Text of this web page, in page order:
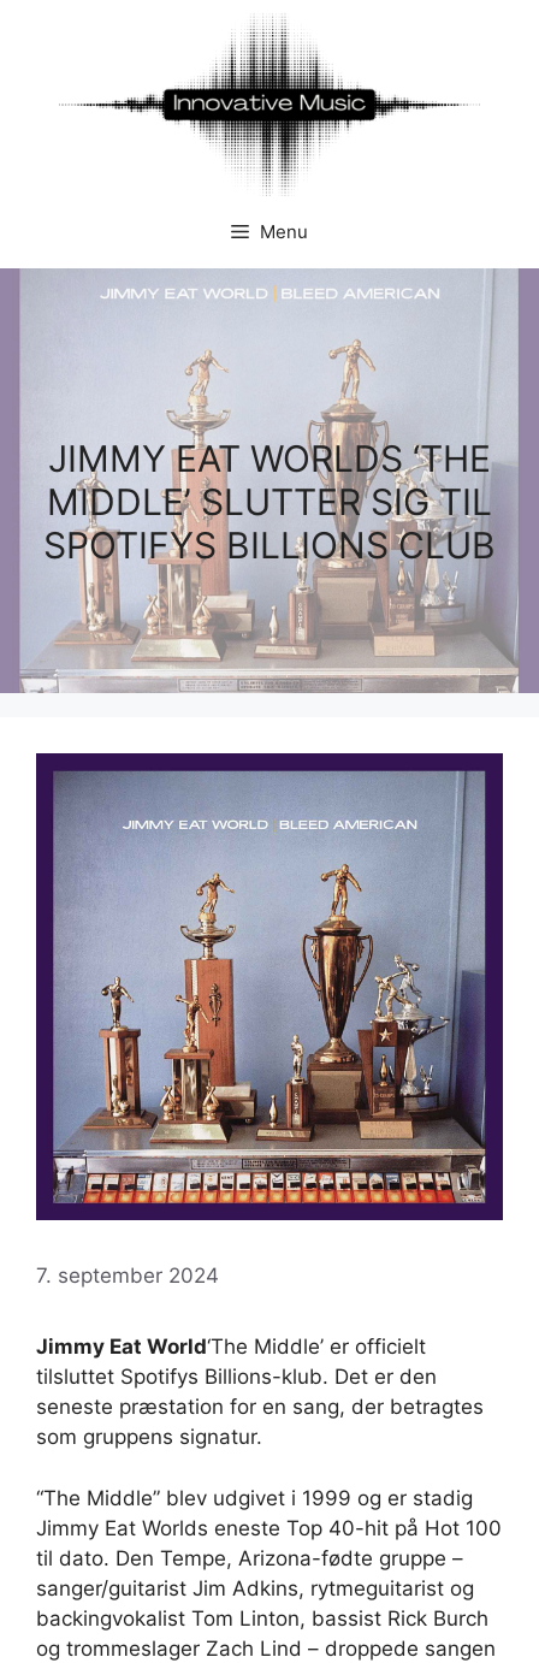
Menu
JIMMY EAT WORLDS ‘THE
MIDDLE’ SLUTTER SIG TIL
SPOTIFYS BILLIONS CLUB
7. september 2024
Jimmy Eat World‘The Middle’ er officielt
tilsluttet Spotifys Billions-klub. Det er den
seneste præstation for en sang, der betragtes
som gruppens signatur.
“The Middle” blev udgivet i 1999 og er stadig
Jimmy Eat Worlds eneste Top 40-hit på Hot 100
til dato. Den Tempe, Arizona-fødte gruppe –
sanger/guitarist Jim Adkins, rytmeguitarist og
backingvokalist Tom Linton, bassist Rick Burch
og trommeslager Zach Lind – droppede sangen